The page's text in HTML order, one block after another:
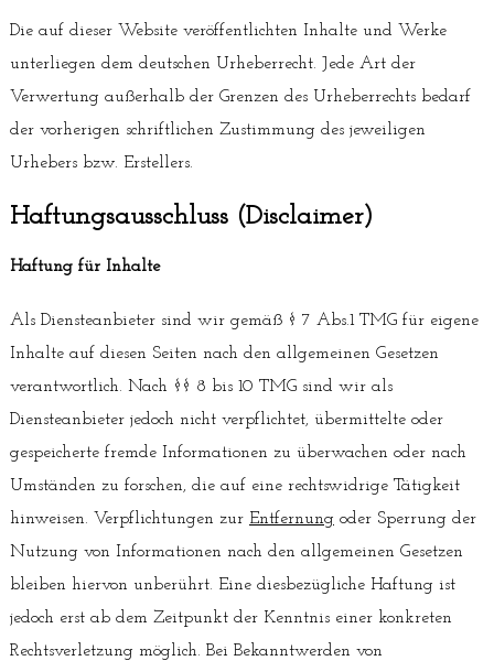
Die auf dieser Website veröffentlichten Inhalte und Werke
unterliegen dem deutschen Urheberrecht. Jede Art der
Verwertung außerhalb der Grenzen des Urheberrechts bedarf
der vorherigen schriftlichen Zustimmung des jeweiligen
Urhebers bzw. Erstellers.
Haftungsausschluss (Disclaimer)
Haftung für Inhalte
Als Diensteanbieter sind wir gemäß § 7 Abs.1 TMG für eigene
Inhalte auf diesen Seiten nach den allgemeinen Gesetzen
verantwortlich. Nach §§ 8 bis 10 TMG sind wir als
Diensteanbieter jedoch nicht verpflichtet, übermittelte oder
gespeicherte fremde Informationen zu überwachen oder nach
Umständen zu forschen, die auf eine rechtswidrige Tätigkeit
hinweisen. Verpflichtungen zur Entfernung oder Sperrung der
Nutzung von Informationen nach den allgemeinen Gesetzen
bleiben hiervon unberührt. Eine diesbezügliche Haftung ist
jedoch erst ab dem Zeitpunkt der Kenntnis einer konkreten
Rechtsverletzung möglich. Bei Bekanntwerden von